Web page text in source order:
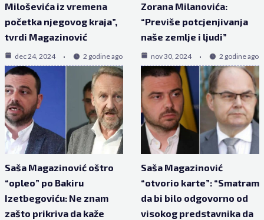
Miloševića iz vremena
početka njegovog kraja”,
tvrdi Magazinović
dec 24, 2024 2 godine ago
Zorana Milanovića:
“Previše potcjenjivanja
naše zemlje i ljudi”
nov 30, 2024 2 godine ago
Saša Magazinović oštro
“opleo” po Bakiru
Izetbegoviću: Ne znam
zašto prikriva da kaže
Saša Magazinović
“otvorio karte”: “Smatram
da bi bilo odgovorno od
visokog predstavnika da